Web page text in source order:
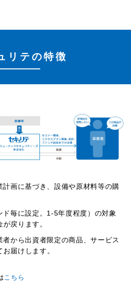
リテの特徴
画に基づき、設備や原材料等の購
ド毎に設定。1-5年度程度）の対象
戻ります。
から出資者限定の商品、サービス
届けします。
こちら